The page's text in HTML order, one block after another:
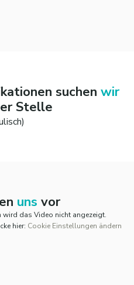
suchen wir
Stelle
uns vor
das Video nicht angezeigt.
hier: Cookie Einstellungen ändern